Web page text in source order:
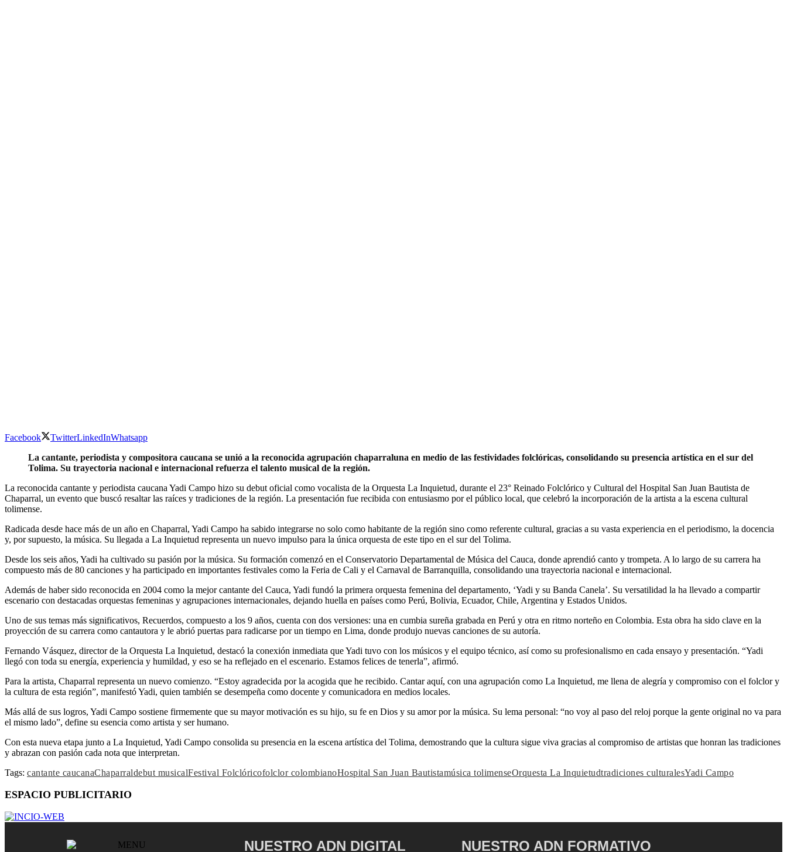
Facebook TwitterLinkedInWhatsapp
La cantante, periodista y compositora caucana se unió a la reconocida agrupación chaparraluna en medio de las festividades folclóricas, consolidando su presencia artística en el sur del
Tolima. Su trayectoria nacional e internacional refuerza el talento musical de la región.
La reconocida cantante y periodista caucana Yadi Campo hizo su debut oficial como vocalista de la Orquesta La Inquietud, durante el 23° Reinado Folclórico y Cultural del Hospital San Juan Bautista de
Chaparral, un evento que buscó resaltar las raíces y tradiciones de la región. La presentación fue recibida con entusiasmo por el público local, que celebró la incorporación de la artista a la escena cultural
tolimense.
Radicada desde hace más de un año en Chaparral, Yadi Campo ha sabido integrarse no solo como habitante de la región sino como referente cultural, gracias a su vasta experiencia en el periodismo, la docencia
y, por supuesto, la música. Su llegada a La Inquietud representa un nuevo impulso para la única orquesta de este tipo en el sur del Tolima.
Desde los seis años, Yadi ha cultivado su pasión por la música. Su formación comenzó en el Conservatorio Departamental de Música del Cauca, donde aprendió canto y trompeta. A lo largo de su carrera ha
compuesto más de 80 canciones y ha participado en importantes festivales como la Feria de Cali y el Carnaval de Barranquilla, consolidando una trayectoria nacional e internacional.
Además de haber sido reconocida en 2004 como la mejor cantante del Cauca, Yadi fundó la primera orquesta femenina del departamento, ‘Yadi y su Banda Canela’. Su versatilidad la ha llevado a compartir
escenario con destacadas orquestas femeninas y agrupaciones internacionales, dejando huella en países como Perú, Bolivia, Ecuador, Chile, Argentina y Estados Unidos.
Uno de sus temas más significativos, Recuerdos, compuesto a los 9 años, cuenta con dos versiones: una en cumbia sureña grabada en Perú y otra en ritmo norteño en Colombia. Esta obra ha sido clave en la
proyección de su carrera como cantautora y le abrió puertas para radicarse por un tiempo en Lima, donde produjo nuevas canciones de su autoría.
Fernando Vásquez, director de la Orquesta La Inquietud, destacó la conexión inmediata que Yadi tuvo con los músicos y el equipo técnico, así como su profesionalismo en cada ensayo y presentación. “Yadi
llegó con toda su energía, experiencia y humildad, y eso se ha reflejado en el escenario. Estamos felices de tenerla”, afirmó.
Para la artista, Chaparral representa un nuevo comienzo. “Estoy agradecida por la acogida que he recibido. Cantar aquí, con una agrupación como La Inquietud, me llena de alegría y compromiso con el folclor y
la cultura de esta región”, manifestó Yadi, quien también se desempeña como docente y comunicadora en medios locales.
Más allá de sus logros, Yadi Campo sostiene firmemente que su mayor motivación es su hijo, su fe en Dios y su amor por la música. Su lema personal: “no voy al paso del reloj porque la gente original no va para
el mismo lado”, define su esencia como artista y ser humano.
Con esta nueva etapa junto a La Inquietud, Yadi Campo consolida su presencia en la escena artística del Tolima, demostrando que la cultura sigue viva gracias al compromiso de artistas que honran las tradiciones
y abrazan con pasión cada nota que interpretan.
Tags: cantante caucanaChaparraldebut musicalFestival Folclóricofolclor colombianoHospital San Juan Bautistamúsica tolimenseOrquesta La Inquietudtradiciones culturalesYadi Campo
ESPACIO PUBLICITARIO
NUESTRO ADN DIGITAL NUESTRO ADN FORMATIVO